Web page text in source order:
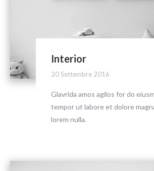
Interior
20 Settembre 2016
Glavrida amos agilos for do
tempor ut labore et dolore
lorem nulla.